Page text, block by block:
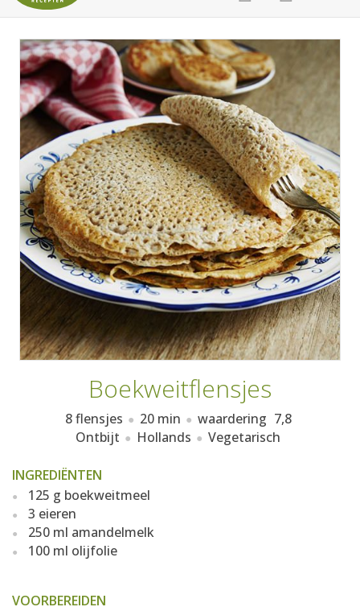
INLOGGEN
AANMELDEN
HOME
RECEPTEN
WEEKMENU'S
KOOKBOEKEN
Boekweitflensjes
8 flensjes 20 min waardering 7,8
Ontbijt
Hollands Vegetarisch
INGREDIËNTEN
125 g boekweitmeel
3 eieren
250 ml amandelmelk
100 ml olijfolie
VOORBEREIDEN